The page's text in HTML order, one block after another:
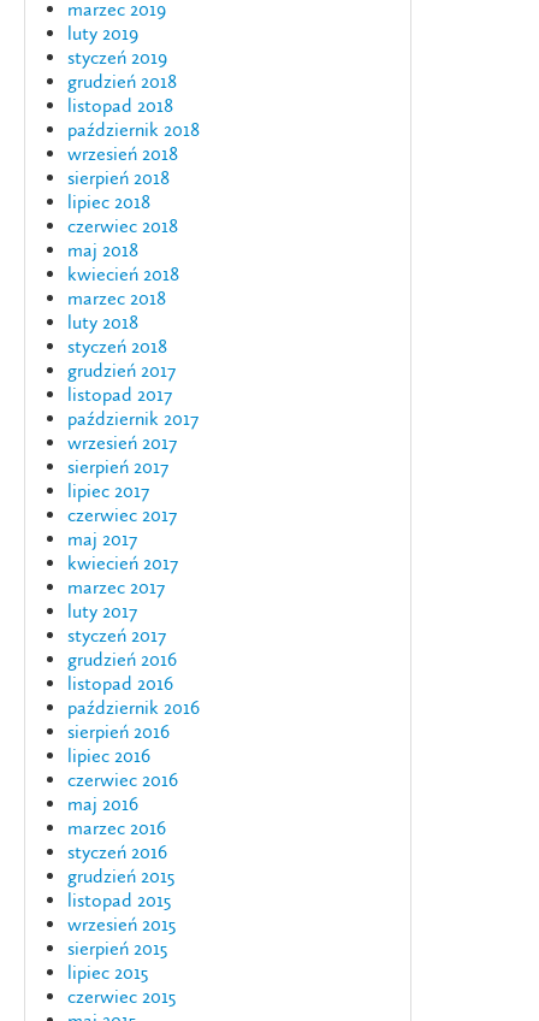
marzec 2019
luty 2019
styczeń 2019
grudzień 2018
listopad 2018
październik 2018
wrzesień 2018
sierpień 2018
lipiec 2018
czerwiec 2018
maj 2018
kwiecień 2018
marzec 2018
luty 2018
styczeń 2018
grudzień 2017
listopad 2017
październik 2017
wrzesień 2017
sierpień 2017
lipiec 2017
czerwiec 2017
maj 2017
kwiecień 2017
marzec 2017
luty 2017
styczeń 2017
grudzień 2016
listopad 2016
październik 2016
sierpień 2016
lipiec 2016
czerwiec 2016
maj 2016
marzec 2016
styczeń 2016
grudzień 2015
listopad 2015
wrzesień 2015
sierpień 2015
lipiec 2015
czerwiec 2015